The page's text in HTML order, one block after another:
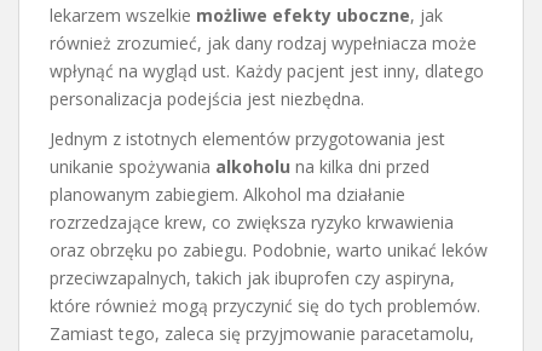
lekarzem wszelkie możliwe efekty uboczne, jak
również zrozumieć, jak dany rodzaj wypełniacza może
wpłynąć na wygląd ust. Każdy pacjent jest inny, dlatego
personalizacja podejścia jest niezbędna.
Jednym z istotnych elementów przygotowania jest
unikanie spożywania alkoholu na kilka dni przed
planowanym zabiegiem. Alkohol ma działanie
rozrzedzające krew, co zwiększa ryzyko krwawienia
oraz obrzęku po zabiegu. Podobnie, warto unikać leków
przeciwzapalnych, takich jak ibuprofen czy aspiryna,
które również mogą przyczynić się do tych problemów.
Zamiast tego, zaleca się przyjmowanie paracetamolu,